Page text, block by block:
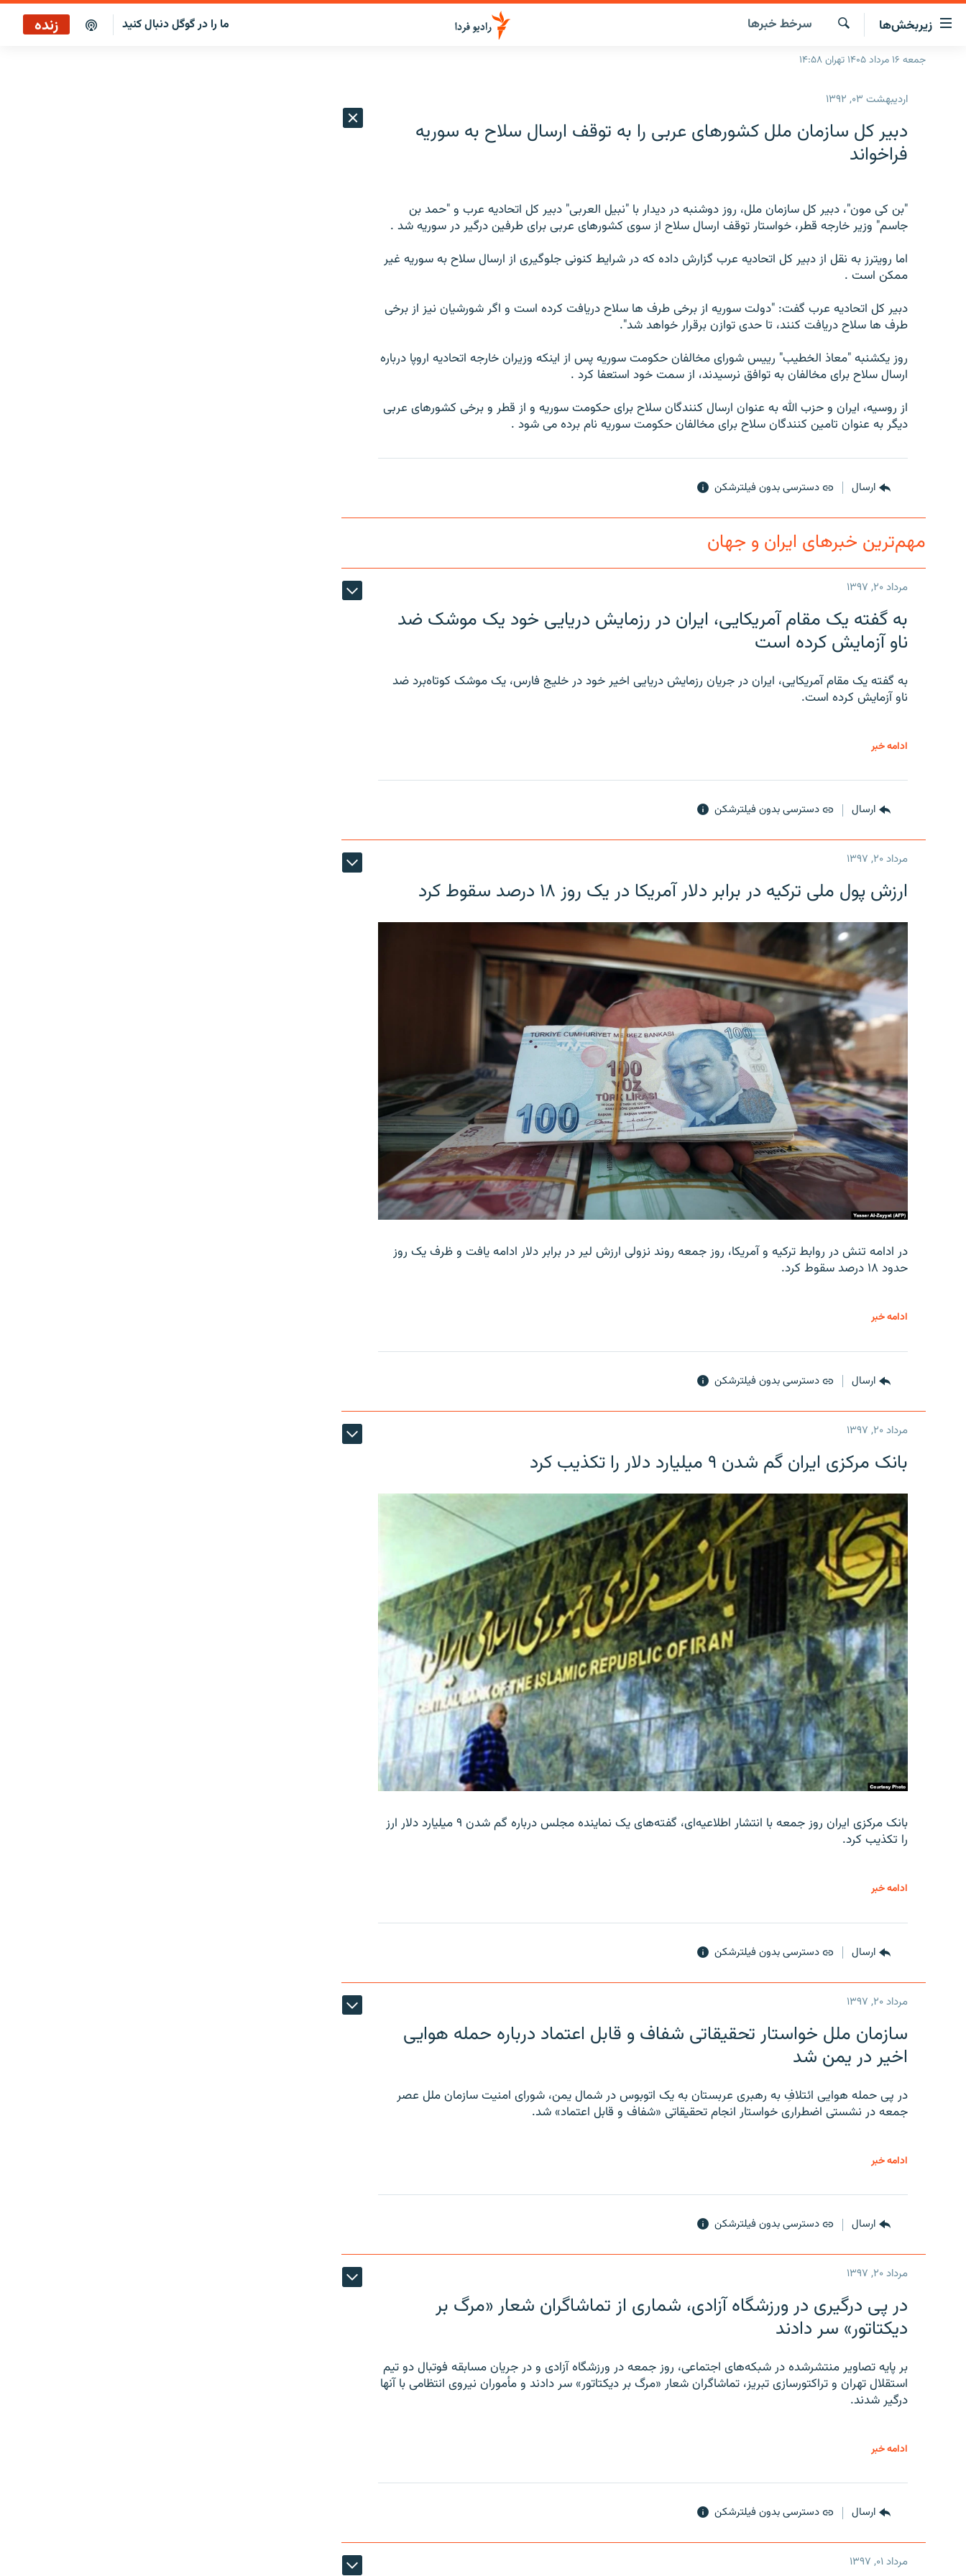
لینک‌های
قابلیت
دسترسی
زیربخش‌ها
صفحه اصلی
انتخاب کنید و بشنوید
فرکانس‌ها
گزارش‌های تصویری
جستجو
سرخط‌ خبرها ما را در گوگل دنبال کنید زنده
جمعه ۱۶ مرداد ۱۴۰۵ تهران ۱۴:۵۸
اردیبهشت ۰۳, ۱۳۹۲
دبير کل سازمان ملل کشورهای عربی را به توقف ارسال سلاح به سوريه
فراخواند
"بن کی مون"، دبير کل سازمان ملل، روز دوشنبه در ديدار با "نبيل العربی" دبير کل اتحاديه عرب و "حمد بن
جاسم" وزير خارجه قطر، خواستار توقف ارسال سلاح از سوی کشورهای عربی برای طرفين درگير در سوريه شد .
اما رويترز به نقل از دبير کل اتحاديه عرب گزارش داده که در شرايط کنونی جلوگيری از ارسال سلاح به سوريه غير
ممکن است .
دبير کل اتحاديه عرب گفت: "دولت سوريه از برخی طرف ها سلاح دريافت کرده است و اگر شورشيان نيز از برخی
طرف ها سلاح دريافت کنند، تا حدی توازن برقرار خواهد شد".
روز يکشنبه "معاذ الخطيب" رييس شورای مخالفان حکومت سوريه پس از اينکه وزيران خارجه اتحاديه اروپا درباره
ارسال سلاح برای مخالفان به توافق نرسيدند، از سمت خود استعفا کرد .
از روسيه، ايران و حزب الله به عنوان ارسال کنندگان سلاح برای حکومت سوريه و از قطر و برخی کشورهای عربی
ديگر به عنوان تامين کنندگان سلاح برای مخالفان حکومت سوريه نام برده می شود .
ارسال دسترسی بدون فیلترشکن
مهم‌ترین خبرهای ایران و جهان
مرداد ۲۰, ۱۳۹۷
به گفته یک مقام آمریکایی، ایران در رزمایش دریایی خود یک موشک ضد
ناو آزمایش کرده است
به گفته یک مقام آمریکایی، ایران در جریان رزمایش دریایی اخیر خود در خلیج فارس، یک موشک کوتاه‌برد ضد
ناو آزمایش کرده است.
ادامه خبر
ارسال دسترسی بدون فیلترشکن
مرداد ۲۰, ۱۳۹۷
ارزش پول ملی ترکیه در برابر دلار آمریکا در یک روز ۱۸ درصد سقوط کرد
در ادامه تنش در روابط ترکیه و آمریکا، روز جمعه روند نزولی ارزش لیر در برابر دلار ادامه یافت و ظرف یک روز
حدود ۱۸ درصد سقوط کرد.
ادامه خبر
ارسال دسترسی بدون فیلترشکن
مرداد ۲۰, ۱۳۹۷
بانک مرکزی ایران گم شدن ۹ میلیارد دلار را تکذیب کرد
بانک مرکزی ایران روز جمعه با انتشار اطلاعیه‌ای، گفته‌های یک نماینده مجلس درباره گم شدن ۹ میلیارد دلار ارز
را تکذیب کرد.
ادامه خبر
ارسال دسترسی بدون فیلترشکن
مرداد ۲۰, ۱۳۹۷
سازمان ملل خواستار تحقیقاتی شفاف و قابل اعتماد درباره حمله هوایی
اخیر در یمن شد
در پی حمله هوایی ائتلافِ به رهبری عربستان به یک اتوبوس در شمال یمن، شورای امنیت سازمان ملل عصر
جمعه در نشستی اضطراری خواستار انجام تحقیقاتی «شفاف و قابل اعتماد» شد.
ادامه خبر
ارسال دسترسی بدون فیلترشکن
مرداد ۲۰, ۱۳۹۷
در پی درگیری در ورزشگاه آزادی، شماری از تماشاگران شعار «مرگ بر
دیکتاتور» سر دادند
بر پایه تصاویر منتشرشده در شبکه‌های اجتماعی، روز جمعه در ورزشگاه آزادی و در جریان مسابقه فوتبال دو تیم
استقلال تهران و تراکتورسازی تبریز، تماشاگران شعار «مرگ بر دیکتاتور» سر دادند و مأموران نیروی انتظامی با آنها
درگیر شدند.
ادامه خبر
ارسال دسترسی بدون فیلترشکن
مرداد ۰۱, ۱۳۹۷